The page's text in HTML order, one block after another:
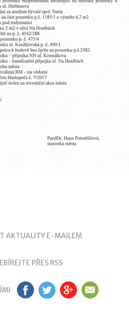
AKTUALITY E-MAILEM
PŘES RSS
FB TW GP EM